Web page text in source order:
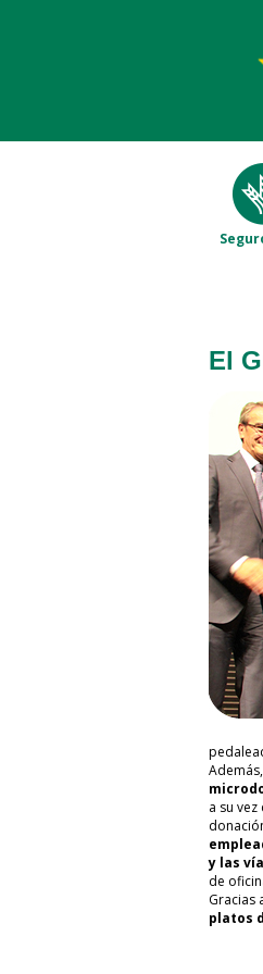
El
a su
y las
de
Gracias
platos